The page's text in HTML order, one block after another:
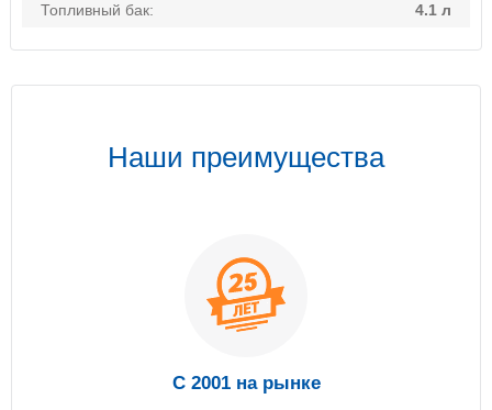
Топливный бак:
4.1 л
Наши преимущества
С 2001 на рынке